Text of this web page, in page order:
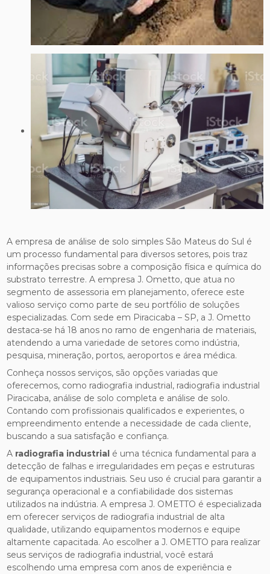
A empresa de análise de solo simples São Mateus do Sul é
um processo fundamental para diversos setores, pois traz
informações precisas sobre a composição física e química do
substrato terrestre. A empresa J. Ometto, que atua no
segmento de assessoria em planejamento, oferece este
valioso serviço como parte de seu portfólio de soluções
especializadas. Com sede em Piracicaba – SP, a J. Ometto
destaca-se há 18 anos no ramo de engenharia de materiais,
atendendo a uma variedade de setores como indústria,
pesquisa, mineração, portos, aeroportos e área médica.
Conheça nossos serviços, são opções variadas que
oferecemos, como radiografia industrial, radiografia industrial
Piracicaba, análise de solo completa e análise de solo.
Contando com profissionais qualificados e experientes, o
empreendimento entende a necessidade de cada cliente,
buscando a sua satisfação e confiança.
A radiografia industrial é uma técnica fundamental para a
detecção de falhas e irregularidades em peças e estruturas
de equipamentos industriais. Seu uso é crucial para garantir a
segurança operacional e a confiabilidade dos sistemas
utilizados na indústria. A empresa J. OMETTO é especializada
em oferecer serviços de radiografia industrial de alta
qualidade, utilizando equipamentos modernos e equipe
altamente capacitada. Ao escolher a J. OMETTO para realizar
seus serviços de radiografia industrial, você estará
escolhendo uma empresa com anos de experiência e